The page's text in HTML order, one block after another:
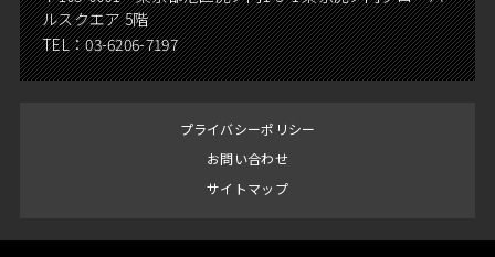
ルスクエア 5階
TEL：03-6206-7197
プライバシーポリシー
お問い合わせ
サイトマップ